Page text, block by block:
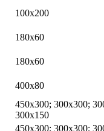
100х200
180х60
180х60
400х80
450х300; 300х300;
300х150
450х300; 300х300;